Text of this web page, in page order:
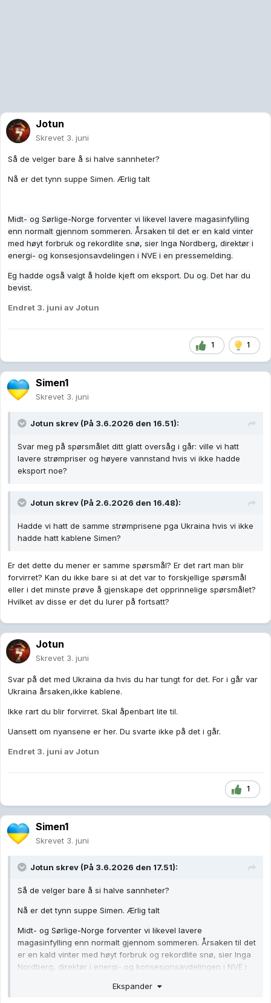
Jotun
Skrevet 3. juni
Så de velger bare å si halve sannheter?
Nå er det tynn suppe Simen. Ærlig talt
Midt- og Sørlige-Norge forventer vi likevel lavere magasinfylling
enn normalt gjennom sommeren. Årsaken til det er en kald vinter
med høyt forbruk og rekordlite snø, sier Inga Nordberg, direktør i
energi- og konsesjonsavdelingen i NVE i en pressemelding.
Eg hadde også valgt å holde kjeft om eksport. Du og. Det har du
bevist.
Endret 3. juni av Jotun
1 1
Simen1
Skrevet 3. juni
Jotun skrev (På 3.6.2026 den 16.51):
Svar meg på spørsmålet ditt glatt oversåg i går: ville vi hatt
lavere strømpriser og høyere vannstand hvis vi ikke hadde
eksport noe?
Jotun skrev (På 2.6.2026 den 16.48):
Hadde vi hatt de samme strømprisene pga Ukraina hvis vi ikke
hadde hatt kablene Simen?
Er det dette du mener er samme spørsmål? Er det rart man blir
forvirret? Kan du ikke bare si at det var to forskjellige spørsmål
eller i det minste prøve å gjenskape det opprinnelige spørsmålet?
Hvilket av disse er det du lurer på fortsatt?
Jotun
Skrevet 3. juni
Svar på det med Ukraina da hvis du har tungt for det. For i går var
Ukraina årsaken,ikke kablene.
Ikke rart du blir forvirret. Skal åpenbart lite til.
Uansett om nyansene er her. Du svarte ikke på det i går.
Endret 3. juni av Jotun
1
Simen1
Skrevet 3. juni
Jotun skrev (På 3.6.2026 den 17.51):
Så de velger bare å si halve sannheter?
Nå er det tynn suppe Simen. Ærlig talt
Midt- og Sørlige-Norge forventer vi likevel lavere
magasinfylling enn normalt gjennom sommeren. Årsaken til det
er en kald vinter med høyt forbruk og rekordlite snø, sier Inga
Nordberg, direktør i energi- og konsesjonsavdelingen i NVE i
Ekspander